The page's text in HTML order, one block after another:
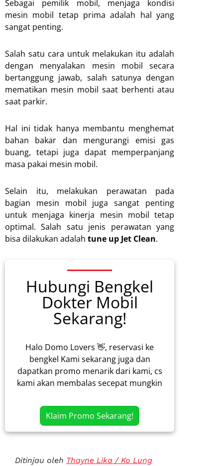
Sebagai pemilik mobil, menjaga kondisi
mesin mobil tetap prima adalah hal yang
sangat penting.
Salah satu cara untuk melakukan itu adalah
dengan menyalakan mesin mobil secara
bertanggung jawab, salah satunya dengan
mematikan mesin mobil saat berhenti atau
saat parkir.
Hal ini tidak hanya membantu menghemat
bahan bakar dan mengurangi emisi gas
buang, tetapi juga dapat memperpanjang
masa pakai mesin mobil.
Selain itu, melakukan perawatan pada
bagian mesin mobil juga sangat penting
untuk menjaga kinerja mesin mobil tetap
optimal. Salah satu jenis perawatan yang
bisa dilakukan adalah tune up Jet Clean.
Hubungi Bengkel
Dokter Mobil
Sekarang!
Halo Domo Lovers 👋, reservasi ke
bengkel Kami sekarang juga dan
dapatkan promo menarik dari kami, cs
kami akan membalas secepat mungkin
Klaim Promo Sekarang!
Ditinjau oleh Thayne Lika / Ko Lung